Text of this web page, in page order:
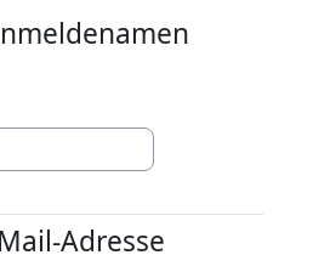
suchen
Adresse suchen
Adresse